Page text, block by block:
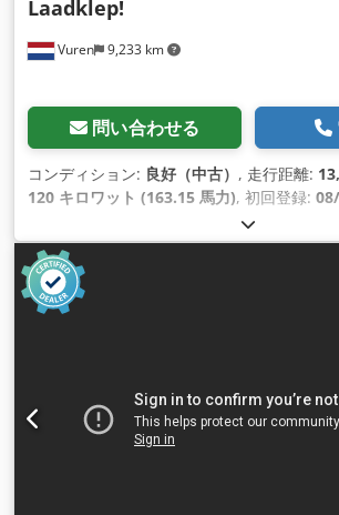
Vuren 9,233 km
Laadklep!
問い合わせる
コンディション: 良好（中古） , 走行距離:
120 キロワット (163.15 馬力), 初回登録:
225/65R16
イールベース:4,330 mm, 燃料:ディーゼル
デイキャブ
, 排
サスペンション:
2,220 mm
ール, ナビゲーションシステム, ブルートゥ
ウ調節, 電動ミラー ,